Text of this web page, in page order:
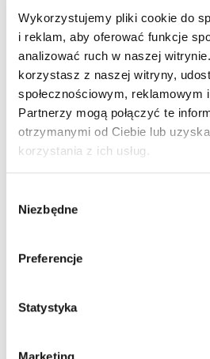
Wykorzystujemy pliki cookie do
i reklam, aby oferować funkcje
analizować ruch w naszej
korzystasz z naszej witryny,
społecznościowym, reklamowym
Partnerzy mogą połączyć te
otrzymanymi od Ciebie lub
korzystania z ich usług.
zgody
Niezbędne
Preferencje
Statystyka
2010-06-08 o 08:19
no jeśli policzyć już
w ciągu 20 lat to
pijani przynajmniej raz:P
Pingback: